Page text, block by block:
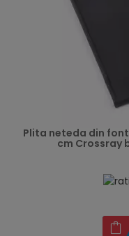
Plita neteda din
cm Crossray